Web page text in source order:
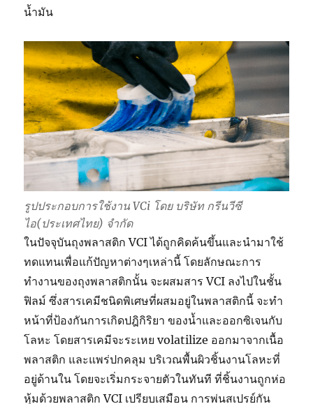
น้ำมัน
รูปประกอบการใช้งาน VCi โดย บริษัท กรีนวีซี
ไอ(ประเทศไทย) จำกัด
ในปัจจุบันถุงพลาสติก VCI ได้ถูกคิดค้นขึ้นและนำมาใช้
ทดแทนเพื่อแก้ปัญหาต่างๆเหล่านี้ โดยลักษณะการ
ทำงานของถุงพลาสติกนั้น จะผสมสาร VCI ลงไปในชั้น
ฟิลม์ ซึ่งสารเคมีชนิดพิเศษที่ผสมอยู่ในพลาสติกนี้ จะทำ
หน้าที่ป้องกันการเกิดปฎิกิริยา ของน้ำและออกซิเจนกับ
โลหะ โดยสารเคมีจะระเหย volatilize ออกมาจากเนื้อ
พลาสติก และแพร่ปกคลุม บริเวณพื้นผิวชิ้นงานโลหะที่
อยู่ด้านใน โดยจะเริ่มกระจายตัวในทันที ที่ชิ้นงานถูกห่อ
หุ้มด้วยพลาสติก VCI เปรียบเสมือน การพ่นสเปรย์กัน